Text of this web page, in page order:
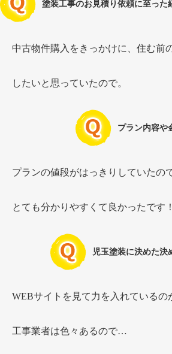
塗装工事のお見積り依頼に至った
中古物件購入をきっかけに、住む前
したいと思っていたので。
プラン内容や
プランの値段がはっきりしていたの
とても分かりやすくて良かったです！
児玉塗装に決めた決
WEBサイトを見て力を入れているの
工事業者は色々あるので…